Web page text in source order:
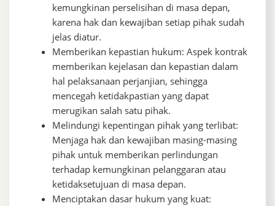
kemungkinan perselisihan di masa depan,
karena hak dan kewajiban setiap pihak sudah
jelas diatur.
Memberikan kepastian hukum: Aspek kontrak
memberikan kejelasan dan kepastian dalam
hal pelaksanaan perjanjian, sehingga
mencegah ketidakpastian yang dapat
merugikan salah satu pihak.
Melindungi kepentingan pihak yang terlibat:
Menjaga hak dan kewajiban masing-masing
pihak untuk memberikan perlindungan
terhadap kemungkinan pelanggaran atau
ketidaksetujuan di masa depan.
Menciptakan dasar hukum yang kuat: